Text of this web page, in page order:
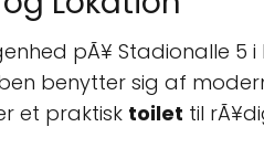
pÃ¥ Stadionalle 5
benytter sig af
et praktisk toilet til